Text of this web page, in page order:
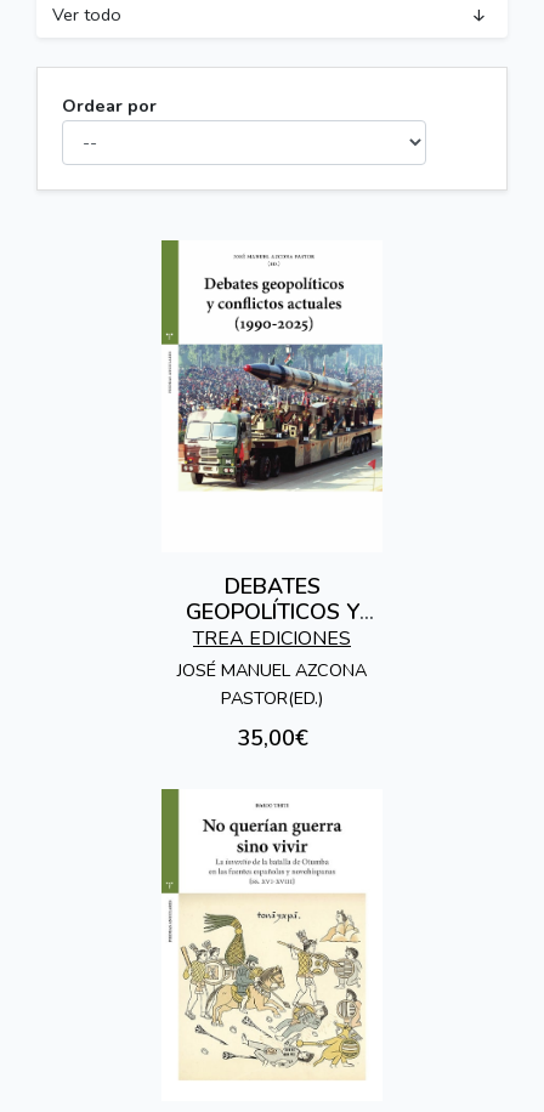
Ver todo
Ordear por
DEBATES
GEOPOLÍTICOS Y
CONFLICTOS
ACTUALES (1990-
2025)
TREA EDICIONES
JOSÉ MANUEL AZCONA
PASTOR(ED.)
35,00€